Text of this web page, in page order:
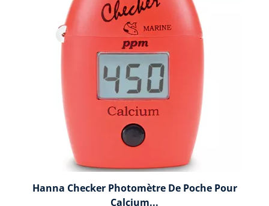
Hanna Checker Photomètre De Poche Pour
Calcium...